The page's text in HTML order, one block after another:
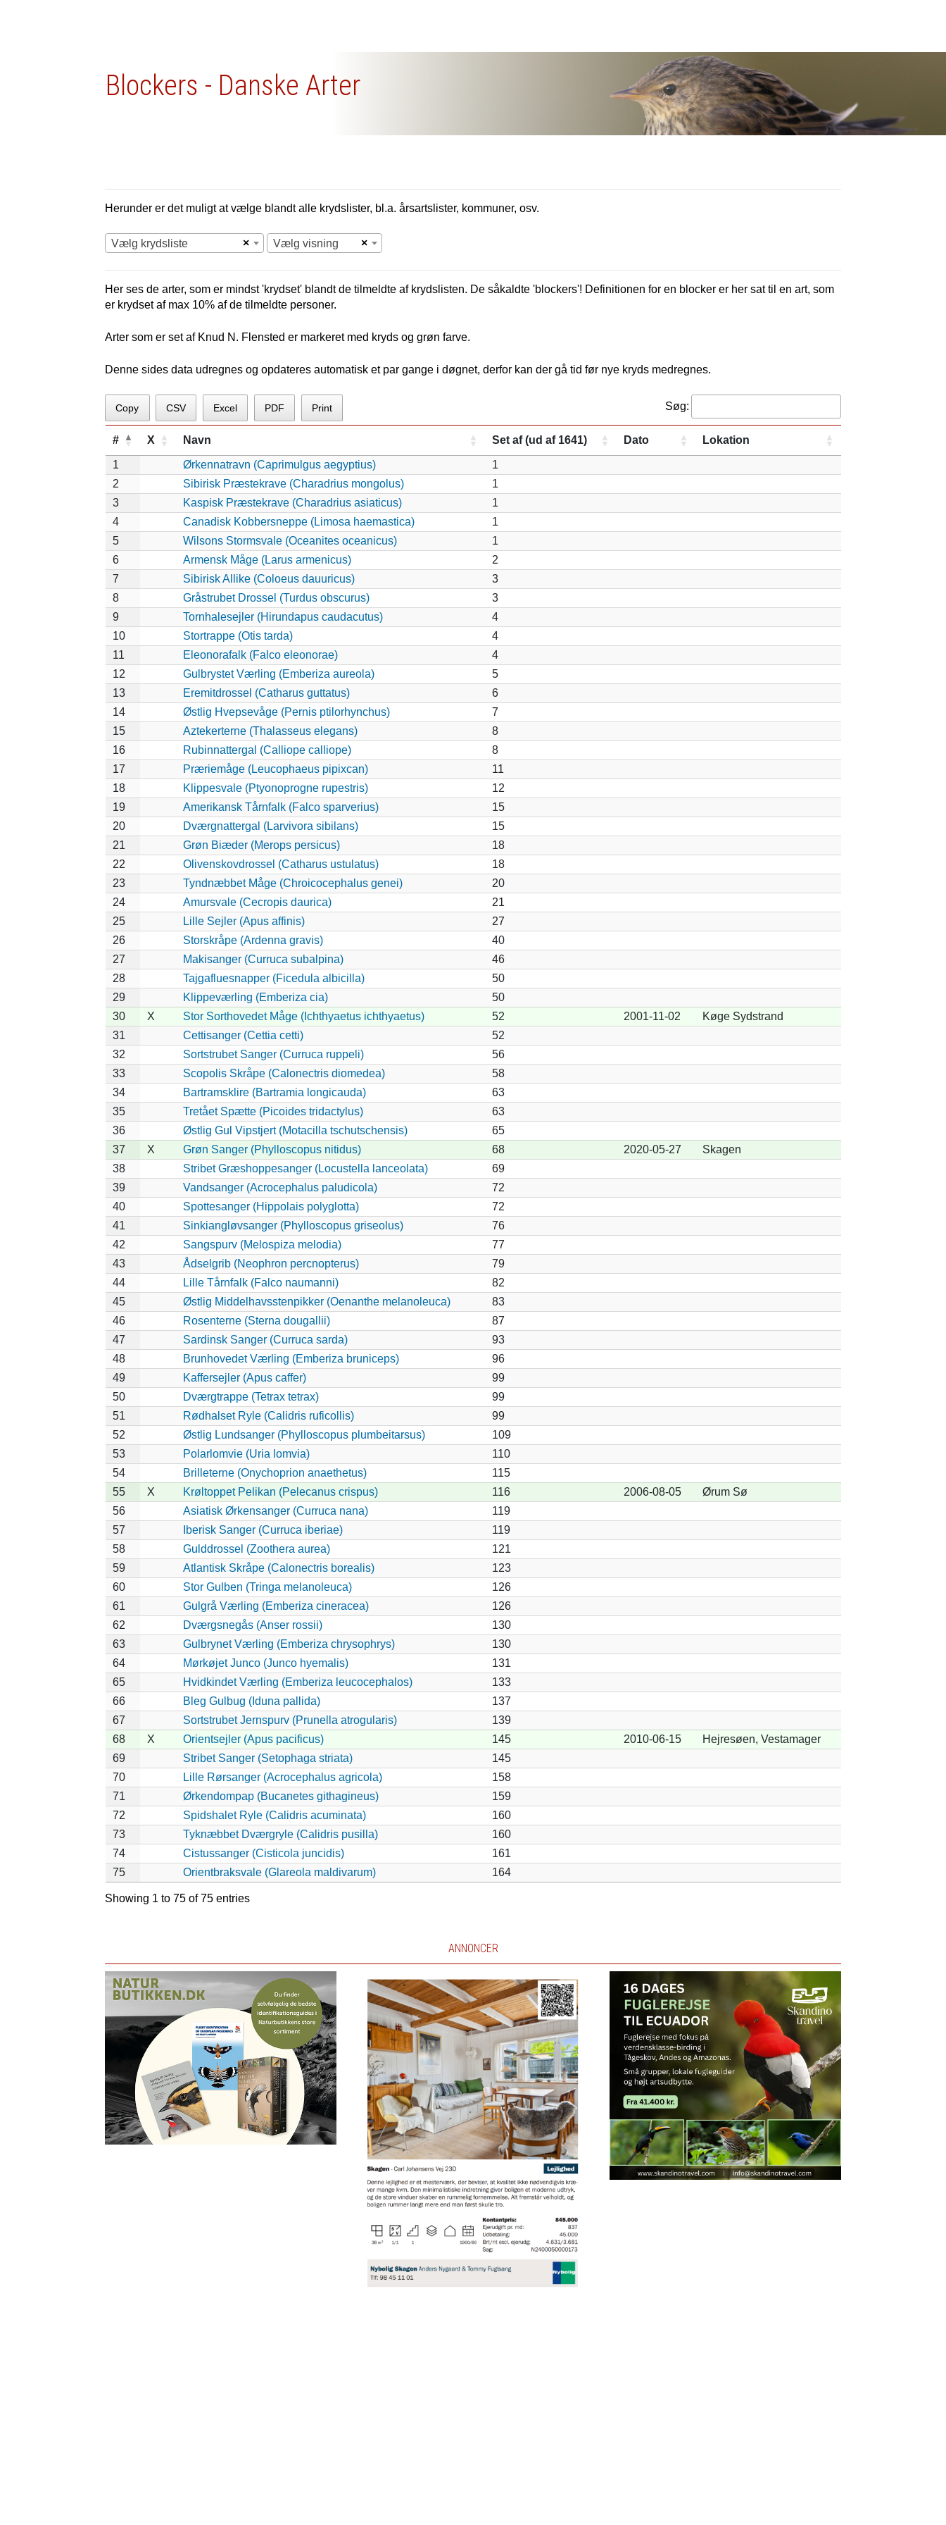
Blockers - Danske Arter
Herunder er det muligt at vælge blandt alle krydslister, bl.a. årsartslister, kommuner, osv.
×
Vælg krydsliste ×
Vælg visning
Her ses de arter, som er mindst 'krydset' blandt de tilmeldte af krydslisten. De såkaldte 'blockers'! Definitionen for en blocker er her sat til en art, som
er krydset af max 10% af de tilmeldte personer.
Arter som er set af Knud N. Flensted er markeret med kryds og grøn farve.
Denne sides data udregnes og opdateres automatisk et par gange i døgnet, derfor kan der gå tid før nye kryds medregnes.
Copy CSV Excel PDF Print Søg:
# X Navn Set af (ud af 1641) Dato Lokation
1 Ørkennatravn (Caprimulgus aegyptius)
1
2
Sibirisk Præstekrave (Charadrius mongolus)
1
3
Kaspisk Præstekrave (Charadrius asiaticus)
1
4
Canadisk Kobbersneppe (Limosa haemastica)
1
5
Wilsons Stormsvale (Oceanites oceanicus)
1
6
Armensk Måge (Larus armenicus)
2
7
Sibirisk Allike (Coloeus dauuricus)
3
8
Gråstrubet Drossel (Turdus obscurus)
3
9
Tornhalesejler (Hirundapus caudacutus)
4
10
Stortrappe (Otis tarda)
4
11
Eleonorafalk (Falco eleonorae)
4
12
Gulbrystet Værling (Emberiza aureola)
5
13
Eremitdrossel (Catharus guttatus)
6
14
Østlig Hvepsevåge (Pernis ptilorhynchus)
7
15
Aztekerterne (Thalasseus elegans)
8
16
Rubinnattergal (Calliope calliope)
8
17
Præriemåge (Leucophaeus pipixcan)
11
18
Klippesvale (Ptyonoprogne rupestris)
12
19
Amerikansk Tårnfalk (Falco sparverius)
15
20
Dværgnattergal (Larvivora sibilans)
15
21
Grøn Biæder (Merops persicus)
18
22
Olivenskovdrossel (Catharus ustulatus)
18
23
Tyndnæbbet Måge (Chroicocephalus genei)
20
24
Amursvale (Cecropis daurica)
21
25
Lille Sejler (Apus affinis)
27
26
Storskråpe (Ardenna gravis)
40
27
Makisanger (Curruca subalpina)
46
28
Tajgafluesnapper (Ficedula albicilla)
50
29
Klippeværling (Emberiza cia)
50
30
X Stor Sorthovedet Måge (Ichthyaetus ichthyaetus) 52 2001-11-02
Køge Sydstrand
31
Cettisanger (Cettia cetti)
52
32
Sortstrubet Sanger (Curruca ruppeli)
56
33
Scopolis Skråpe (Calonectris diomedea)
58
34
Bartramsklire (Bartramia longicauda)
63
35
Tretået Spætte (Picoides tridactylus)
63
36
Østlig Gul Vipstjert (Motacilla tschutschensis)
65
37
X Grøn Sanger (Phylloscopus nitidus) 68 2020-05-27
Skagen
38
Stribet Græshoppesanger (Locustella lanceolata)
69
39
Vandsanger (Acrocephalus paludicola)
72
40
Spottesanger (Hippolais polyglotta)
72
41
Sinkiangløvsanger (Phylloscopus griseolus)
76
42
Sangspurv (Melospiza melodia)
77
43
Ådselgrib (Neophron percnopterus)
79
44
Lille Tårnfalk (Falco naumanni)
82
45
Østlig Middelhavsstenpikker (Oenanthe melanoleuca)
83
46
Rosenterne (Sterna dougallii)
87
47
Sardinsk Sanger (Curruca sarda)
93
48
Brunhovedet Værling (Emberiza bruniceps)
96
49
Kaffersejler (Apus caffer)
99
50
Dværgtrappe (Tetrax tetrax)
99
51
Rødhalset Ryle (Calidris ruficollis)
99
52
Østlig Lundsanger (Phylloscopus plumbeitarsus)
109
53
Polarlomvie (Uria lomvia)
110
54
Brilleterne (Onychoprion anaethetus)
115
55
X Krøltoppet Pelikan (Pelecanus crispus) 116 2006-08-05
Ørum Sø
56
Asiatisk Ørkensanger (Curruca nana)
119
57
Iberisk Sanger (Curruca iberiae)
119
58
Gulddrossel (Zoothera aurea)
121
59
Atlantisk Skråpe (Calonectris borealis)
123
60
Stor Gulben (Tringa melanoleuca)
126
61
Gulgrå Værling (Emberiza cineracea)
126
62
Dværgsnegås (Anser rossii)
130
63
Gulbrynet Værling (Emberiza chrysophrys)
130
64
Mørkøjet Junco (Junco hyemalis)
131
65
Hvidkindet Værling (Emberiza leucocephalos)
133
66
Bleg Gulbug (Iduna pallida)
137
67
Sortstrubet Jernspurv (Prunella atrogularis)
139
68
X Orientsejler (Apus pacificus) 145 2010-06-15
Hejresøen, Vestamager
69
Stribet Sanger (Setophaga striata)
145
70
Lille Rørsanger (Acrocephalus agricola)
158
71
Ørkendompap (Bucanetes githagineus)
159
72
Spidshalet Ryle (Calidris acuminata)
160
73
Tyknæbbet Dværgryle (Calidris pusilla)
160
74
Cistussanger (Cisticola juncidis)
161
75
Orientbraksvale (Glareola maldivarum) 164
Showing 1 to 75 of 75 entries
ANNONCER